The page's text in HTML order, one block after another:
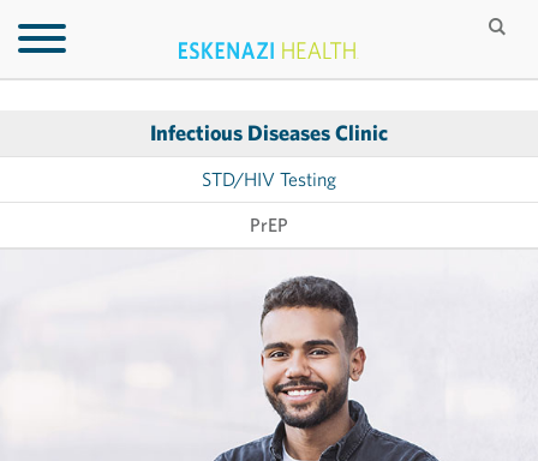
Infectious Diseases Clinic
STD/HIV Testing
PrEP